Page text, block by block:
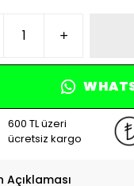
600 TL üzeri
ücretsiz kargo
Açıklaması